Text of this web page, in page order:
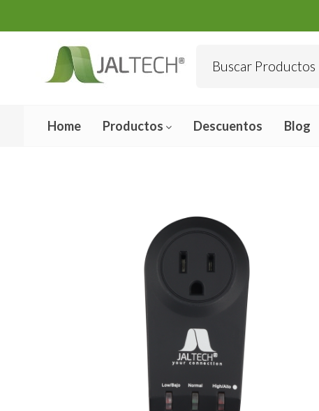
Home Productos Descuentos Blog